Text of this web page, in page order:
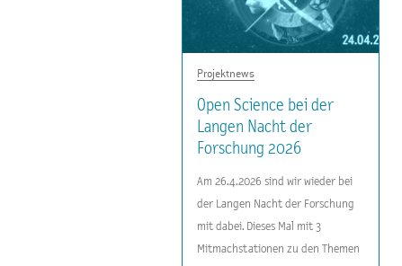
Projektnews
Mikroorganismen,
Allergien und ganz viel
Reden!
Projektnews
Open Science bei der
Langen Nacht der
Forschung 2026
Am 26.4.2026 sind wir wieder bei
der Langen Nacht der Forschung
mit dabei. Dieses Mal mit 3
Mitmachstationen zu den Themen
Projektnews
Das war die Lange Nacht
der Forschung 2024
Projektnews
Open Science bei der
Langen Nacht der
Forschung 2024
Projektnews
Videoclip Personalisierte
Medizin